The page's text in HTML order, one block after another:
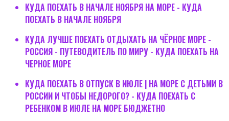
КУДА ПОЕХАТЬ В НАЧАЛЕ НОЯБРЯ НА МОРЕ - КУДА
ПОЕХАТЬ В НАЧАЛЕ НОЯБРЯ
КУДА ЛУЧШЕ ПОЕХАТЬ ОТДЫХАТЬ НА ЧЁРНОЕ МОРЕ -
РОССИЯ - ПУТЕВОДИТЕЛЬ ПО МИРУ - КУДА ПОЕХАТЬ НА
ЧЕРНОЕ МОРЕ
КУДА ПОЕХАТЬ В ОТПУСК В ИЮЛЕ | НА МОРЕ С ДЕТЬМИ В
РОССИИ И ЧТОБЫ НЕДОРОГО? - КУДА ПОЕХАТЬ С
РЕБЕНКОМ В ИЮЛЕ НА МОРЕ БЮДЖЕТНО